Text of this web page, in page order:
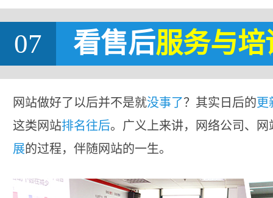
07 看售后服务与培
网站做好了以后并不是就没事了？其实日后的更
这类网站排名往后。广义上来讲，网络公司、
展的过程，伴随网站的一生。